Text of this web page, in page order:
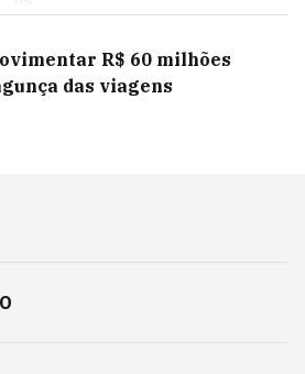
R$ 60 milhões
das viagens